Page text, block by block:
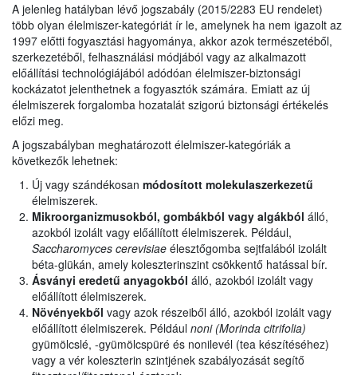
A jelenleg hatályban lévő jogszabály (2015/2283 EU rendelet)
több olyan élelmiszer-kategóriát ír le, amelynek ha nem igazolt az
1997 előtti fogyasztási hagyománya, akkor azok természetéből,
szerkezetéből, felhasználási módjából vagy az alkalmazott
előállítási technológiájából adódóan élelmiszer-biztonsági
kockázatot jelenthetnek a fogyasztók számára. Emiatt az új
élelmiszerek forgalomba hozatalát szigorú biztonsági értékelés
előzi meg.
A jogszabályban meghatározott élelmiszer-kategóriák a
következők lehetnek:
Új vagy szándékosan módosított molekulaszerkezetű
élelmiszerek.
Mikroorganizmusokból, gombákból vagy algákból álló,
azokból izolált vagy előállított élelmiszerek. Például,
Saccharomyces cerevisiae élesztőgomba sejtfalából izolált
béta-glükán, amely koleszterinszint csökkentő hatással bír.
Ásványi eredetű anyagokból álló, azokból izolált vagy
előállított élelmiszerek.
Növényekből vagy azok részeiből álló, azokból izolált vagy
előállított élelmiszerek. Például noni (Morinda citrifolia)
gyümölcslé, -gyümölcspüré és nonilevél (tea készítéséhez)
vagy a vér koleszterin szintjének szabályozását segítő